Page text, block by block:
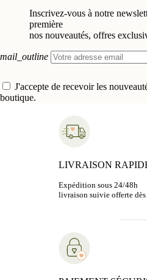
Inscrivez-vous à notre
première
nos nouveautés, offres
mail_outline
J'accepte de recevoir les
boutique.
LIVRAISON
Expédition sous 24/48h
livraison suivie offerte